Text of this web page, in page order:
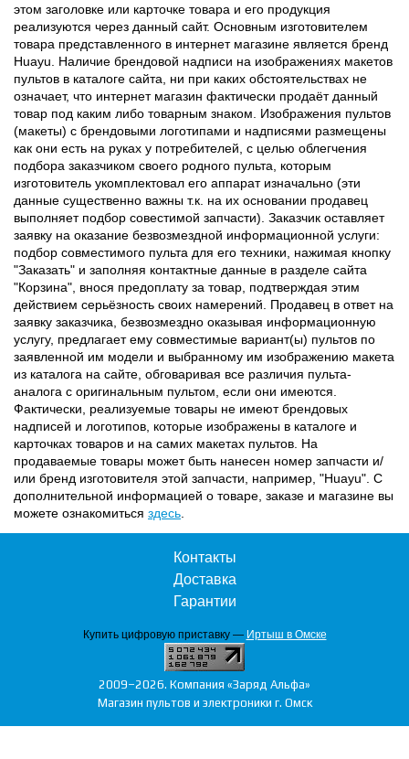
этом заголовке или карточке товара и его продукция
реализуются через данный сайт. Основным изготовителем
товара представленного в интернет магазине является бренд
Huayu. Наличие брендовой надписи на изображениях макетов
пультов в каталоге сайта, ни при каких обстоятельствах не
означает, что интернет магазин фактически продаёт данный
товар под каким либо товарным знаком. Изображения пультов
(макеты) с брендовыми логотипами и надписями размещены
как они есть на руках у потребителей, с целью облегчения
подбора заказчиком своего родного пульта, которым
изготовитель укомплектовал его аппарат изначально (эти
данные существенно важны т.к. на их основании продавец
выполняет подбор совестимой запчасти). Заказчик оставляет
заявку на оказание безвозмездной информационной услуги:
подбор совместимого пульта для его техники, нажимая кнопку
"Заказать" и заполняя контактные данные в разделе сайта
"Корзина", внося предоплату за товар, подтверждая этим
действием серьёзность своих намерений. Продавец в ответ на
заявку заказчика, безвозмездно оказывая информационную
услугу, предлагает ему совместимые вариант(ы) пультов по
заявленной им модели и выбранному им изображению макета
из каталога на сайте, обговаривая все различия пульта-
аналога с оригинальным пультом, если они имеются.
Фактически, реализуемые товары не имеют брендовых
надписей и логотипов, которые изображены в каталоге и
карточках товаров и на самих макетах пультов. На
продаваемые товары может быть нанесен номер запчасти и/
или бренд изготовителя этой запчасти, например, "Huayu". С
дополнительной информацией о товаре, заказе и магазине вы
можете ознакомиться здесь
Контакты
Доставка
Гарантии
2009–2026. Компания «Заряд Альфа»
Магазин пультов и электроники г. Омск
Купить цифровую приставку — Иртыш в Омске